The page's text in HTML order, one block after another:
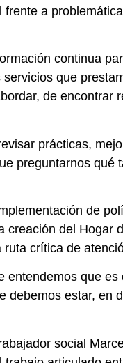
a
continua
que
de encontrar
prácticas,
preguntarnos qué
de
del Hogar
crítica de
que
estar, en
social